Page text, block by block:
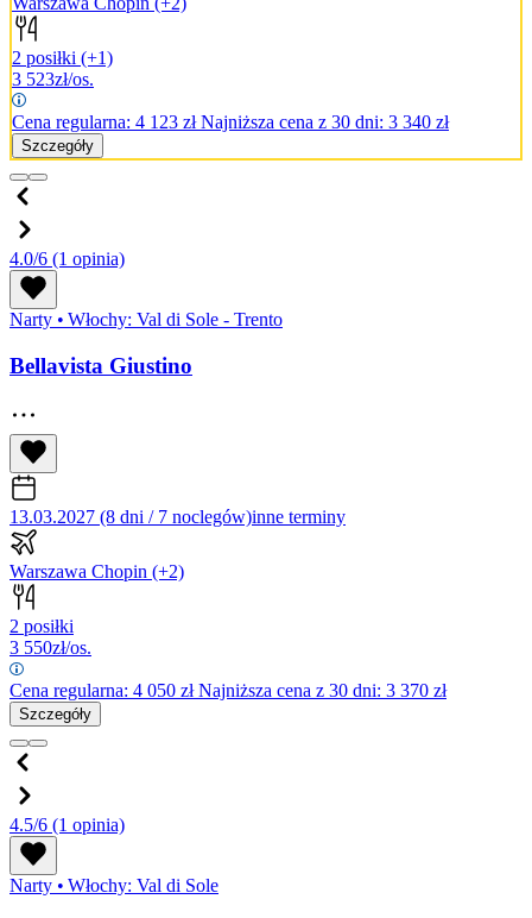
2 posiłki (+1)
3 523zł/os.
Cena regularna: 4 123 złNajniższa cena z 30 dni: 3 340 zł
Szczegóły
4.0/6 (1 opinia)
Narty • Włochy: Val di Sole - Trento
Bellavista Giustino
13.03.2027 (8 dni / 7 noclegów)inne terminy
Warszawa Chopin (+2)
2 posiłki
3 550zł/os.
Cena regularna: 4 050 złNajniższa cena z 30 dni: 3 370 zł
Szczegóły
4.5/6 (1 opinia)
Narty • Włochy: Val di Sole